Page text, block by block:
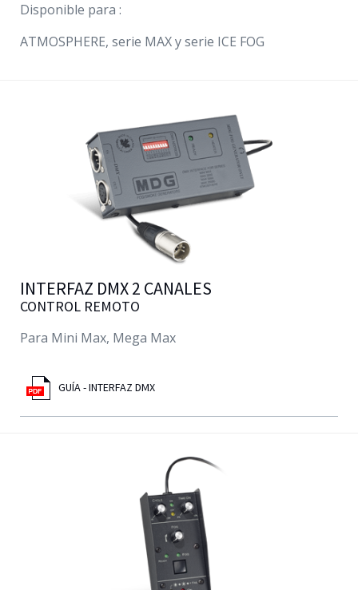
Disponible para :
ATMOSPHERE, serie MAX y serie ICE FOG
INTERFAZ DMX 2 CANALES
CONTROL REMOTO
Para Mini Max, Mega Max
GUÍA - INTERFAZ DMX